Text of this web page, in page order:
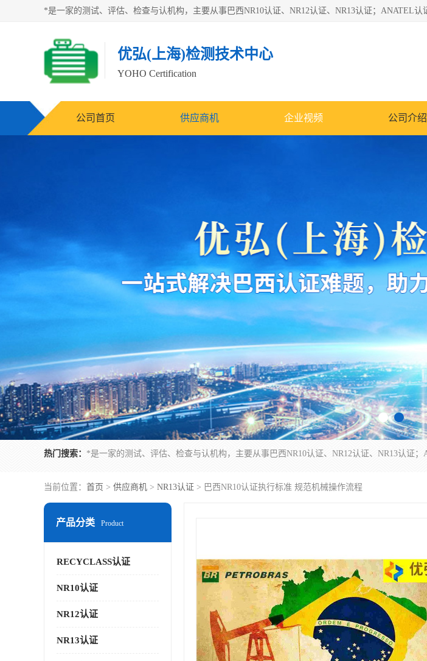
优弘(上海)检测技术中心
YOHO Certification
公司首页 供应商机 企业视频 公司介绍
热门搜索：
当前位置： 首页 > 供应商机 > NR13认证 > 巴西NR10认证执行标准 规范机械操作流程
产品分类 Product
RECYCLASS认证
NR10认证
NR12认证
NR13认证